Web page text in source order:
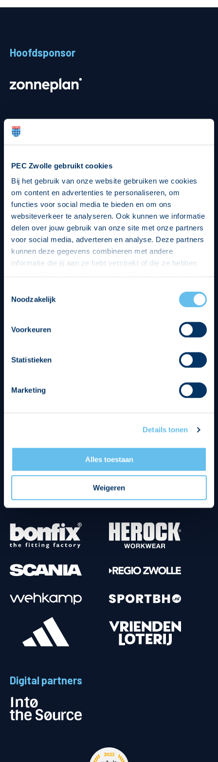
PEC Zwolle gebruikt cookies
Bij het gebruik van onze website gebruiken we cookies
om content en advertenties te personaliseren, om
functies voor social media te bieden en om ons
websiteverkeer te analyseren. Ook kunnen we informatie
delen over jouw gebruik van onze site met onze partners
voor social media, adverteren en analyse. Deze partners
kunnen deze gegevens combineren met andere
informatie die jij aan ze hebt verstrekt of die ze hebben
op een veilige en integere wijze. Je kunt je toestemming
beheren op de privacy- en cookieverklaring pagina.
Noodzakelijk
Voorkeuren
Statistieken
Marketing
Details tonen
Alles toestaan
Weigeren
Hoofdsponsor
Strategisch partners
Tenuesponsoren
Digital partners